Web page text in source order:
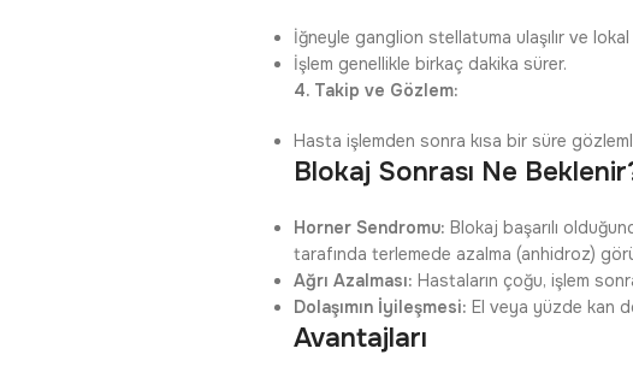
İğneyle ganglion stellatuma ulaşılır ve
İşlem genellikle birkaç dakika sürer.
4. Takip ve Gözlem:
Hasta işlemden sonra kısa bir süre
Blokaj Sonrası Ne
Horner Sendromu: Blokaj başarılı
tarafında terlemede azalma (anhidroz)
Ağrı Azalması: Hastaların çoğu, işlem
Dolaşımın İyileşmesi: El veya yüzde kan
Avantajları